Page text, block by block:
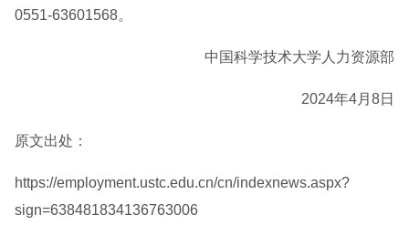
0551-63601568。
中国科学技术大学人力资源部
2024年4月8日
原文出处：
https://employment.ustc.edu.cn/cn/indexnews.aspx?
sign=638481834136763006